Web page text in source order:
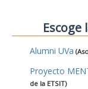
Escoge
Alumni UVa
Proyecto
de la ETSIT)